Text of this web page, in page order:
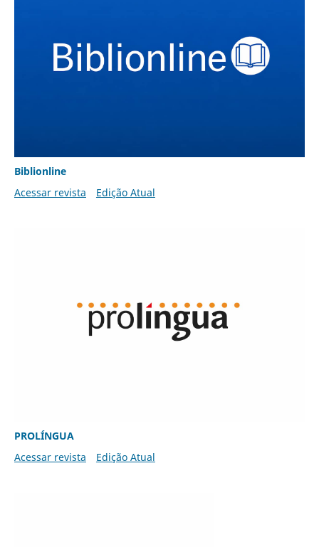
Biblionline
Acessar revista
Edição Atual
PROLÍNGUA
Acessar revista
Edição Atual